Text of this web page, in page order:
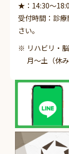
★：14:30～
受付時間：診
さい。
リハビリ・
月～土（休